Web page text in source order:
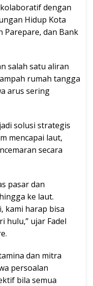
dengan
Hidup Kota
Parepare, dan Bank
salah satu aliran
rumah tangga
arus sering
solusi strategis
mencapai laut,
secara
pasar dan
ke laut.
kami harap bisa
hulu,” ujar Fadel
dan mitra
persoalan
bila semua